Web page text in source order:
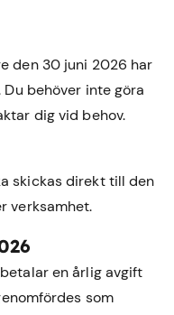
den 30 juni 2026 har
behöver inte göra
dig vid behov.
skickas direkt till den
verksamhet.
en årlig avgift
som